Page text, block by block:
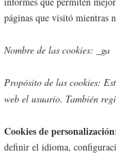
páginas que visitó mientras
Nombre de las cookies: _ga
Propósito de las cookies:
web el usuario. También
Cookies de
definir el idioma,